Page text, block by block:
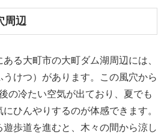
周辺
る大町市の大町ダム湖周辺には、
うけつ）があります。この風穴から
の冷たい空気が出ており、夏でも
ひんやりするのが体感できます。
歩道を進むと、木々の間から涼し